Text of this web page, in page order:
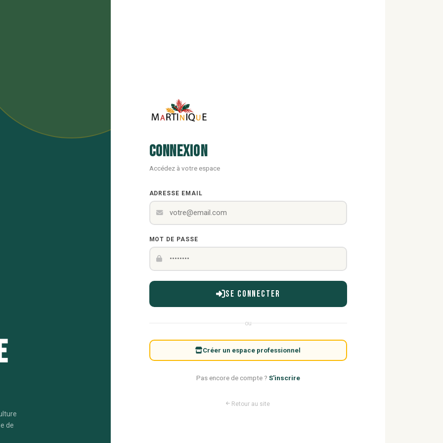
de
Connexion
Accédez à votre espace
ADRESSE EMAIL
MOT DE PASSE
Se connecter
ou
Créer un espace professionnel
Pas encore de compte ? S'inscrire
Retour au site